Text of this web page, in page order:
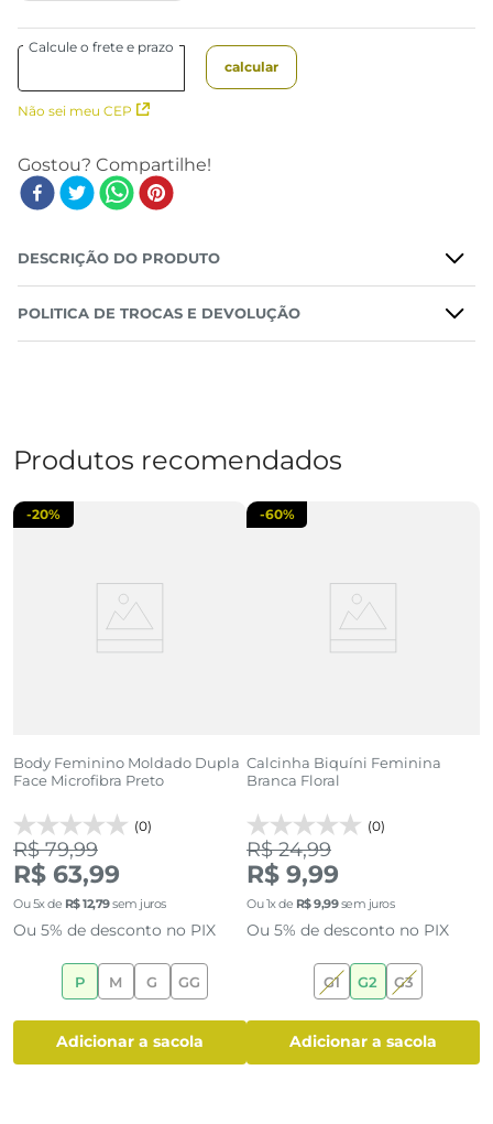
Não sei meu CEP
DESCRIÇÃO DO PRODUTO
POLITICA DE TROCAS E DEVOLUÇÃO
Produtos recomendados
Body Feminino Moldado Dupla
Face Microfibra Preto
(0)
-20%
R$ 79,99
R$ 63,99
Ou5x de R$12,79sem juros
Ou 5% de desconto no PIX
P M G GG
adicionar a sacola
Calcinha Biquíni Feminina
Branca Floral
(0)
-60%
R$ 24,99
R$ 9,99
Ou1x de R$9,99sem juros
Ou 5% de desconto no PIX
G1 G2 G3
adicionar a sacola